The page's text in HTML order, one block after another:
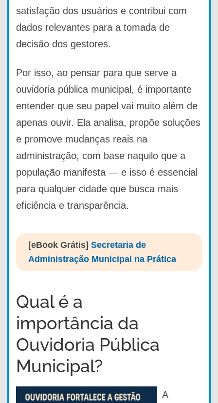
satisfação dos usuários e contribui com
dados relevantes para a tomada de
decisão dos gestores.
Por isso, ao pensar para que serve a
ouvidoria pública municipal, é importante
entender que seu papel vai muito além de
apenas ouvir. Ela analisa, propõe soluções
e promove mudanças reais na
administração, com base naquilo que a
população manifesta — e isso é essencial
para qualquer cidade que busca mais
eficiência e transparência.
[eBook Grátis] Secretaria de
Administração Municipal na Prática
Qual é a
importância da
Ouvidoria Pública
Municipal?
A